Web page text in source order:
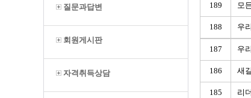
질문과답변
회원게시판
자격취득상담
189 모
188 우
187 우
186 새
185 리